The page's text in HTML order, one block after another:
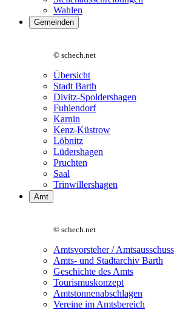
Wahlen
Gemeinden
© schech.net
Übersicht
Stadt Barth
Divitz-Spoldershagen
Fuhlendorf
Karnin
Kenz-Küstrow
Löbnitz
Lüdershagen
Pruchten
Saal
Trinwillershagen
Amt
© schech.net
Amtsvorsteher / Amtsausschuss
Amts- und Stadtarchiv Barth
Geschichte des Amts
Tourismuskonzept
Amtstonnenabschlagen
Vereine im Amtsbereich